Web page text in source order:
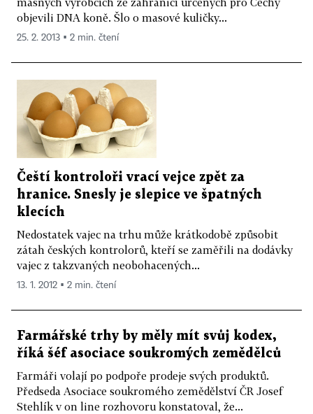
objevili DNA koně. Šlo o masové kuličky...
25. 2. 2013 ▪ 2 min. čtení
Čeští kontroloři vrací vejce zpět za
hranice. Snesly je slepice ve špatných
klecích
Nedostatek vajec na trhu může krátkodobě způsobit
zátah českých kontrolorů, kteří se zaměřili na dodávky
vajec z takzvaných neobohacených...
13. 1. 2012 ▪ 2 min. čtení
Farmářské trhy by měly mít svůj kodex,
říká šéf asociace soukromých zemědělců
Farmáři volají po podpoře prodeje svých produktů.
Předseda Asociace soukromého zemědělství ČR Josef
Stehlík v on line rozhovoru konstatoval, že...